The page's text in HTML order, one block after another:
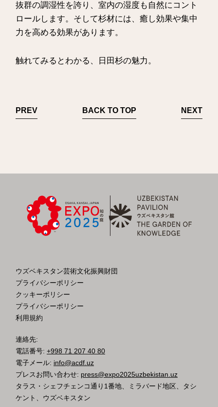
抜群の調湿性を誇り、室内の湿度も自然にコント
ロールします。そして杉材には、癒し効果や集中
力を高める効果があります。
触れてみるとわかる、日田杉の魅力。
PREV BACK TO TOP NEXT
ウズベキスタン芸術文化振興財団
プライバシーポリシー
クッキーポリシー
プライバシーポリシー
利用規約
連絡先:
電話番号: +998 71 207 40 80
電子メール: info@acdf.uz
プレスお問い合わせ: press@expo2025uzbekistan.uz
タラス・シェフチェンコ通り1番地、ミラバード地区、タシ
ケント、ウズベキスタン